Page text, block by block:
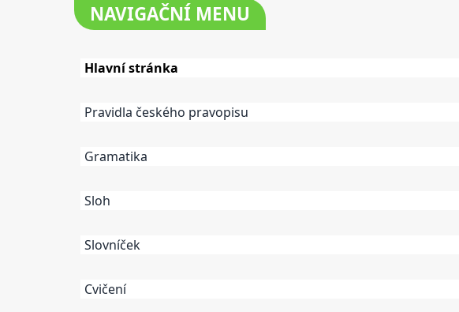
NAVIGAČNÍ MENU
Hlavní stránka
Pravidla českého pravopisu
Gramatika
Sloh
Slovníček
Cvičení